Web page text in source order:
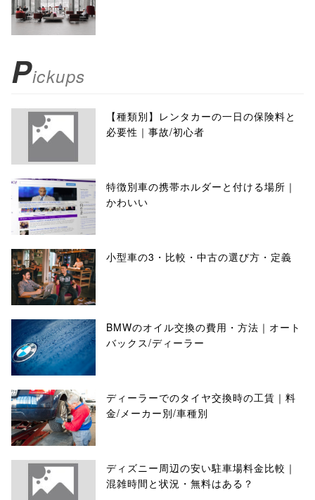
Pickups
【種類別】レンタカーの一日の保険料と
必要性｜事故/初心者
特徴別車の携帯ホルダーと付ける場所｜
かわいい
小型車の3・比較・中古の選び方・定義
BMWのオイル交換の費用・方法｜オート
バックス/ディーラー
ディーラーでのタイヤ交換時の工賃｜料
金/メーカー別/車種別
ディズニー周辺の安い駐車場料金比較｜
混雑時間と状況・無料はある？